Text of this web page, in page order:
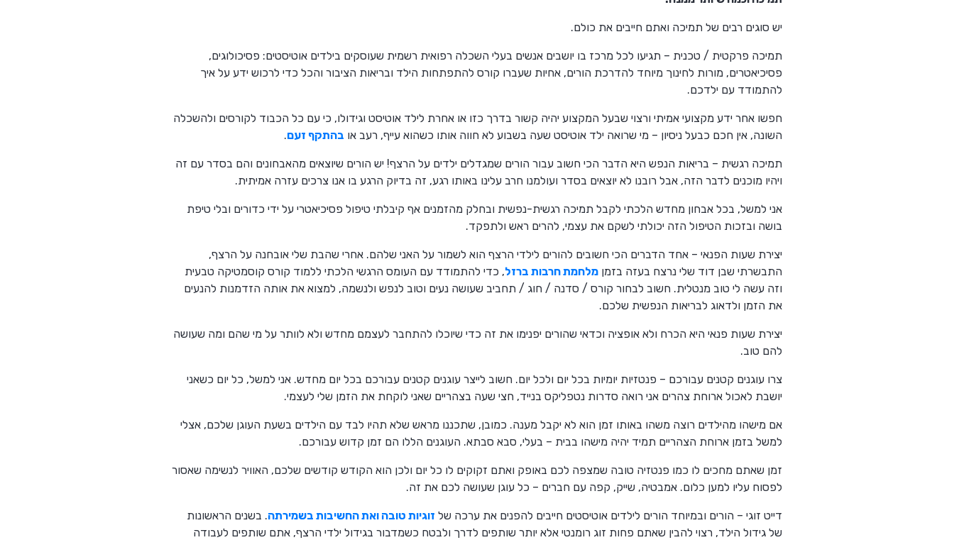
יש סוגים רבים של תמיכה ואתם חייבים את כולם.
תמיכה פרקטית / טכנית – תגיעו לכל מרכז בו יושבים אנשים בעלי השכלה רפואית רשמית שעוסקים בילדים אוטיסטים: פסיכולוגים,
פסיכיאטרים, מורות לחינוך מיוחד להדרכת הורים, אחיות שעברו קורס להתפתחות הילד ובריאות הציבור והכל כדי לרכוש ידע על איך
להתמודד עם ילדכם.
חפשו אחר ידע מקצועי אמיתי ורצוי שבעל המקצוע יהיה קשור בדרך כזו או אחרת לילד אוטיסט וגידולו, כי עם כל הכבוד לקורסים ולהשכלה
השונה, אין חכם כבעל ניסיון – מי שרואה ילד אוטיסט שעה בשבוע לא חווה אותו כשהוא עייף, רעב או בהתקף זעם.
תמיכה רגשית – בריאות הנפש היא הדבר הכי חשוב עבור הורים שמגדלים ילדים על הרצף! יש הורים שיוצאים מהאבחונים והם בסדר עם זה
ויהיו מוכנים לדבר הזה, אבל רובנו לא יוצאים בסדר ועולמנו חרב עלינו באותו רגע, זה בדיוק הרגע בו אנו צרכים עזרה אמיתית.
אני למשל, בכל אבחון מחדש הלכתי לקבל תמיכה רגשית-נפשית ובחלק מהזמנים אף קיבלתי טיפול פסיכיאטרי על ידי כדורים ובלי טיפת
בושה ובזכות הטיפול הזה יכולתי לשקם את עצמי, להרים ראש ולתפקד.
יצירת שעות הפנאי – אחד הדברים הכי חשובים להורים לילדי הרצף הוא לשמור על האני שלהם. אחרי שהבת שלי אובחנה על הרצף,
התבשרתי שבן דוד שלי נרצח בעזה בזמן מלחמת חרבות ברזל, כדי להתמודד עם העומס הרגשי הלכתי ללמוד קורס קוסמטיקה טבעית
וזה עשה לי טוב מנטלית. חשוב לבחור קורס / סדנה / חוג / תחביב שעושה נעים וטוב לנפש ולנשמה, למצוא את אותה הזדמנות להנעים
את הזמן ולדאוג לבריאות הנפשית שלכם.
יצירת שעות פנאי היא הכרח ולא אופציה וכדאי שהורים יפנימו את זה כדי שיוכלו להתחבר לעצמם מחדש ולא לוותר על מי שהם ומה שעושה
להם טוב.
צרו עוגנים קטנים עבורכם – פנטזיות יומיות בכל יום ולכל יום. חשוב לייצר עוגנים קטנים עבורכם בכל יום מחדש. אני למשל, כל יום כשאני
יושבת לאכול ארוחת צהרים אני רואה סדרות נטפליקס בנייד, חצי שעה בצהריים שאני לוקחת את הזמן שלי לעצמי.
אם מישהו מהילדים רוצה משהו באותו זמן הוא לא יקבל מענה. כמובן, שתכננו מראש שלא תהיו לבד עם הילדים בשעת העוגן שלכם, אצלי
למשל בזמן ארוחת הצהריים תמיד יהיה מישהו בבית – בעלי, סבא סבתא. העוגנים הללו הם זמן קדוש עבורכם.
זמן שאתם מחכים לו כמו פנטזיה טובה שמצפה לכם באופק ואתם זקוקים לו כל יום ולכן הוא הקודש קודשים שלכם, האוויר לנשימה שאסור
לפסוח עליו למען כלום. אמבטיה, שייק, קפה עם חברים – כל עוגן שעושה לכם את זה.
דייט זוגי – הורים ובמיוחד הורים לילדים אוטיסטים חייבים להפנים את ערכה של זוגיות טובה ואת החשיבות בשמירתה. בשנים הראשונות
של גידול הילד, רצוי להבין שאתם פחות זוג רומנטי אלא יותר שותפים לדרך ולבטח כשמדבור בגידול ילדי הרצף, אתם שותפים לעבודה